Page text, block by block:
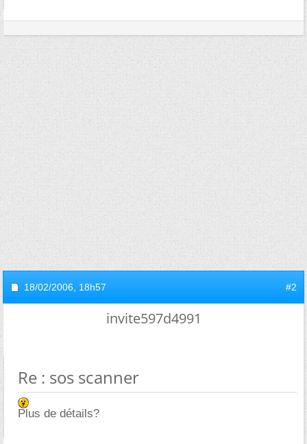
18/02/2006, 18h57 #2
invite597d4991
Re : sos scanner
Plus de détails?